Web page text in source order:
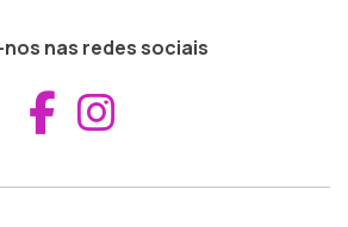
nas redes sociais
Aceder ao